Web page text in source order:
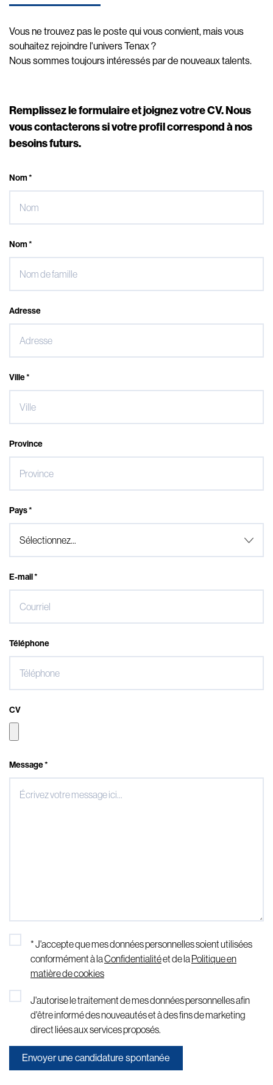
Vous ne trouvez pas le poste qui vous convient, mais vous
souhaitez rejoindre l'univers Tenax ?
Nous sommes toujours intéressés par de nouveaux talents.
Remplissez le formulaire et joignez votre CV. Nous
vous contacterons si votre profil correspond à nos
besoins futurs.
Nom *
Nom *
Adresse
Ville *
Province
Pays *
E-mail *
Téléphone
CV
Message *
* J'accepte que mes données personnelles soient utilisées
conformément à laConfidentialitéet de la Politique en
matière de cookies
J'autorise le traitement de mes données personnelles afin
d'être informé des nouveautés et à des fins de marketing
direct liées aux services proposés.